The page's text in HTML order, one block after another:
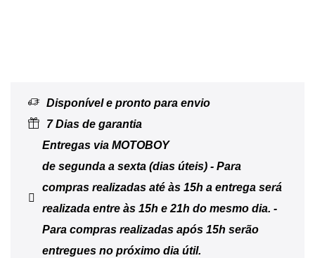
Disponível e pronto para envio
7 Dias de garantia
Entregas via MOTOBOY
de segunda a sexta (dias úteis) - Para
compras realizadas até às 15h a entrega será
realizada entre às 15h e 21h do mesmo dia. -
Para compras realizadas após 15h serão
entregues no próximo dia útil.